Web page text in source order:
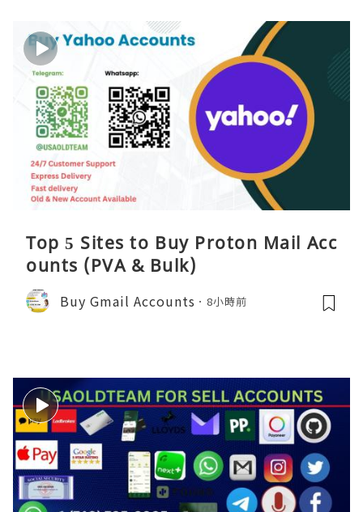
Top 5 Sites to Buy Proton Mail Acc
ounts (PVA & Bulk)
Buy Gmail Accounts 8小時前